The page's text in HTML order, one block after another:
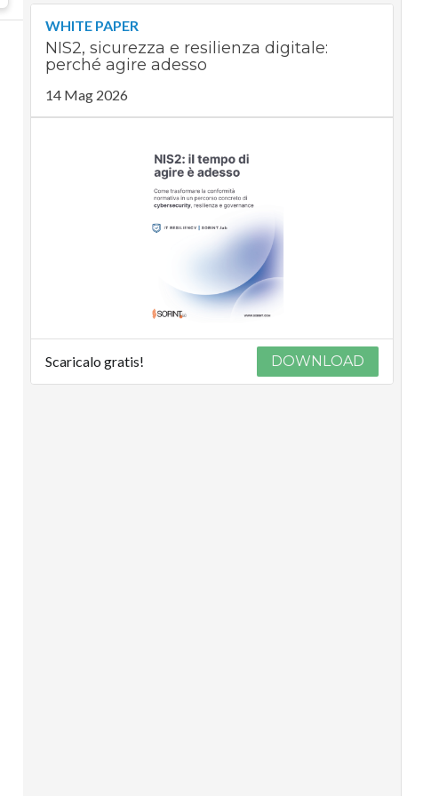
WHITE PAPER
NIS2, sicurezza e resilienza digitale:
perché agire adesso
14 Mag 2026
Scaricalo gratis! DOWNLOAD